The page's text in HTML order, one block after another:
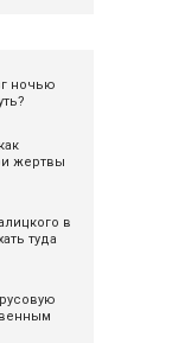
ночью
жертвы
в
туда